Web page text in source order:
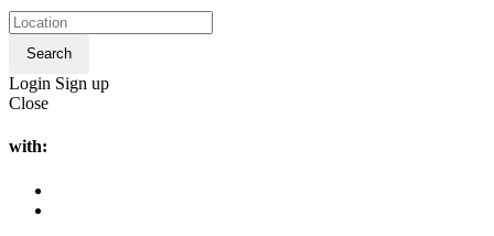
Search
Login Sign up
Close
with: